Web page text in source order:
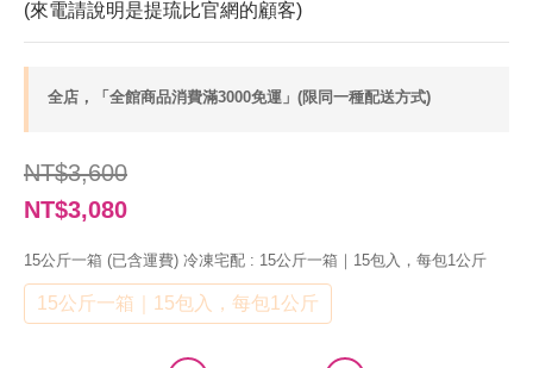
(來電請說明是提琉比官網的顧客)
全店，「全館商品消費滿3000免運」(限同一種配送方式)
NT$3,600
NT$3,080
15公斤一箱 (已含運費) 冷凍宅配 : 15公斤一箱｜15包入，每包1公斤
15公斤一箱｜15包入，每包1公斤